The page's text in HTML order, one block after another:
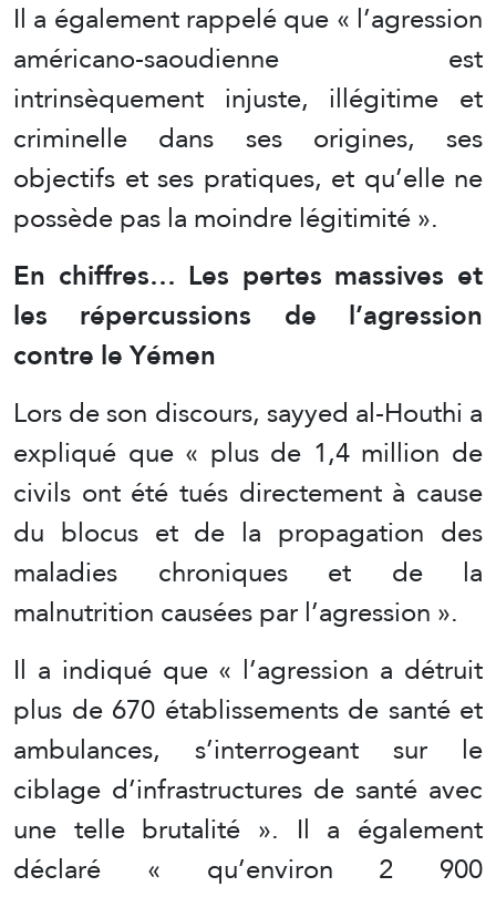
Il a également rappelé que « l’agression
américano-saoudienne est
intrinsèquement injuste, illégitime et
criminelle dans ses origines, ses
objectifs et ses pratiques, et qu’elle ne
possède pas la moindre légitimité ».
En chiffres… Les pertes massives et
les répercussions de l’agression
contre le Yémen
Lors de son discours, sayyed al-Houthi a
expliqué que « plus de 1,4 million de
civils ont été tués directement à cause
du blocus et de la propagation des
maladies chroniques et de la
malnutrition causées par l’agression ».
Il a indiqué que « l’agression a détruit
plus de 670 établissements de santé et
ambulances, s’interrogeant sur le
ciblage d’infrastructures de santé avec
une telle brutalité ». Il a également
déclaré « qu’environ 2 900